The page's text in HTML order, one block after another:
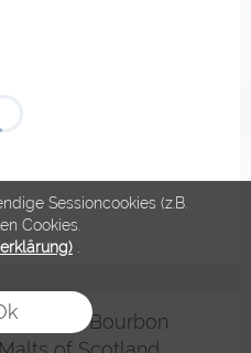
Sessioncookies (z.B.
Cookies.
Casks Bourbon